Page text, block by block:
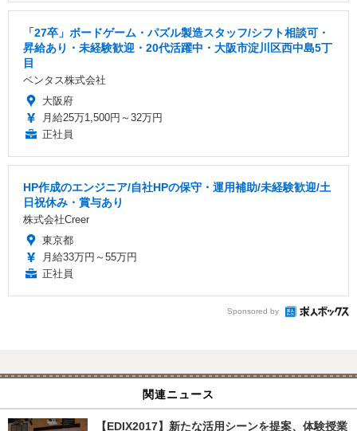
「27卒」ボードゲーム・パズル製造スタッフ/シフト相談可・
昇給あり・未経験歓迎・20代活躍中・大阪市淀川区西中島5丁
目
ベンタス株式会社
大阪府
月給25万1,500円～32万円
正社員
HP作成のエンジニア/自社HPの保守・運用補助/未経験歓迎/土
日祝休み・賞与あり
株式会社Creer
東京都
月給33万円～55万円
正社員
Sponsored by
関連ニュース
【EDIX2017】新たな活用シーンを提案、体験授業